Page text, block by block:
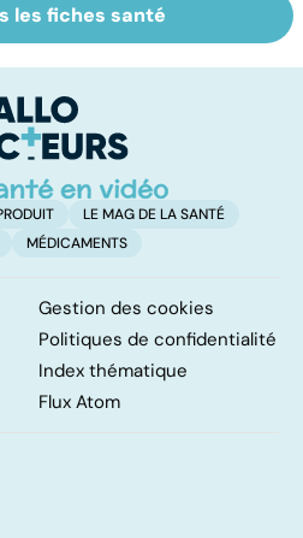
Muscler ses
abdos pour
ventre plat
les fiches santé
LE MAG DE LA SANTÉ
MÉDICAMENTS
Gestion des cookies
Politiques de confidentialité
Index thématique
Flux Atom